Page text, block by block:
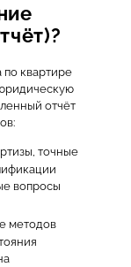
квартире
отчёт
точные
вопросы
методов